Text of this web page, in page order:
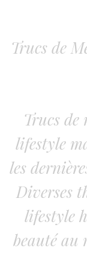
Trucs de
Trucs de
lifestyle
les
Diverses
lifestyle
beauté au